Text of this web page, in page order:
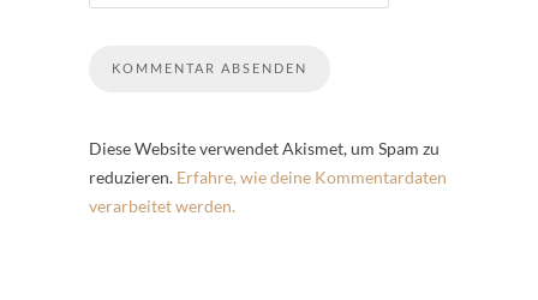
Diese Website verwendet Akismet, um Spam zu
reduzieren. Erfahre, wie deine Kommentardaten
verarbeitet werden.